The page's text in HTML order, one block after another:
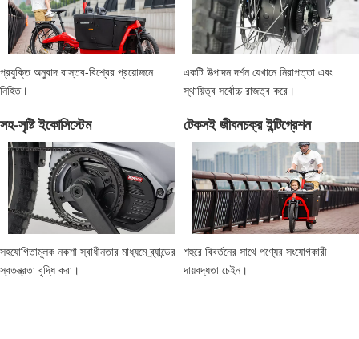
প্রযুক্তি অনুবাদ বাস্তব-বিশ্বের প্রয়োজনে
নিহিত।
একটি উত্পাদন দর্শন যেখানে নিরাপত্তা এবং
স্থায়িত্ব সর্বোচ্চ রাজত্ব করে।
সহ-সৃষ্টি ইকোসিস্টেম
সহযোগিতামূলক নকশা স্বাধীনতার মাধ্যমে ব্র্যান্ডের
স্বতন্ত্রতা বৃদ্ধি করা।
টেকসই জীবনচক্র ইন্টিগ্রেশন
শহুরে বিবর্তনের সাথে পণ্যের সংযোগকারী
দায়বদ্ধতা চেইন।